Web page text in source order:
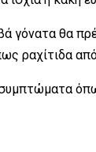
γόνατα θα
ραχίτιδα από
συμπτώματα